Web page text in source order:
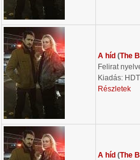
A híd (The
Felirat
Kiadás:
Részletek
A híd (The